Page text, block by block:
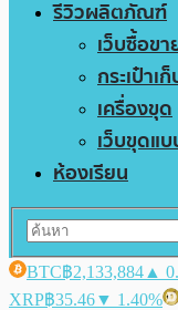
รีวิวผลิตภัณฑ์
เว็บซื้อขา
กระเป๋าเ
เครื่องขุด
เว็บขุดแ
ห้องเรียน
BTC฿2,133,884 ▲
XRP฿35.46▼ 1.40%